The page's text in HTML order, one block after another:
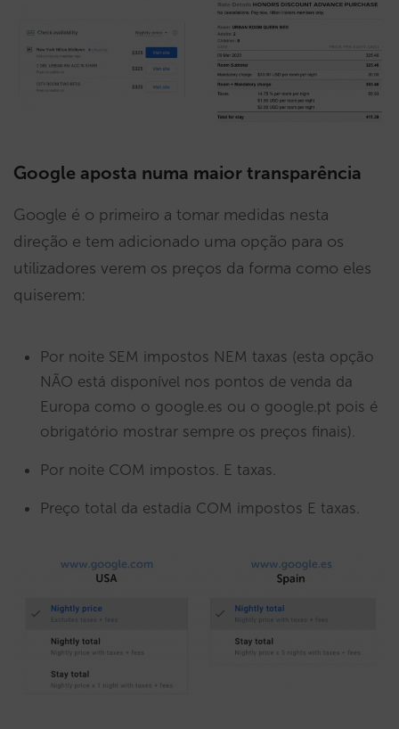
Google aposta numa maior transparência
Google é o primeiro a tomar medidas nesta
direção e tem adicionado uma opção para os
utilizadores verem os preços da forma como eles
quiserem:
Por noite SEM impostos NEM taxas (esta opção
NÃO está disponível nos pontos de venda da
Europa como o google.es ou o google.pt pois é
obrigatório mostrar sempre os preços finais).
Por noite COM impostos. E taxas.
Preço total da estadia COM impostos E taxas.